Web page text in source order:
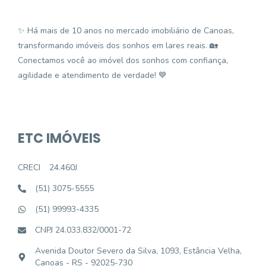
✨ Há mais de 10 anos no mercado imobiliário de Canoas,
transformando imóveis dos sonhos em lares reais. 🏡
Conectamos você ao imóvel dos sonhos com confiança,
agilidade e atendimento de verdade! 💙
ETC IMÓVEIS
CRECI
24.460J
(51) 3075-5555
(51) 99993-4335
CNPJ 24.033.832/0001-72
Avenida Doutor Severo da Silva, 1093, Estância Velha,
Canoas - RS - 92025-730